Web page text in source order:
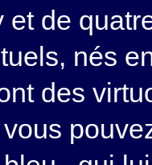
et de
nés
des